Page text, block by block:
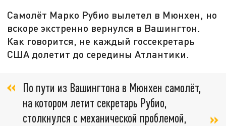
Самолёт Марко Рубио вылетел в Мюнхен, но
вскоре экстренно вернулся в Вашингтон.
Как говорится, не каждый госсекретарь
США долетит до середины Атлантики.
По пути из Вашингтона в Мюнхен самолёт,
на котором летит секретарь Рубио,
столкнулся с механической проблемой,